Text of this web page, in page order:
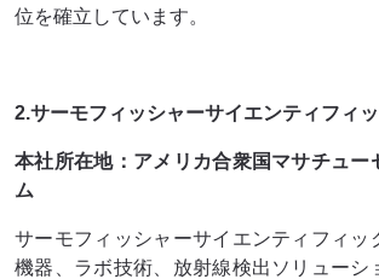
位を確立しています。
2.サーモフィッシャーサイエンティフィ
本社所在地：アメリカ合衆国マサチュー
ム
サーモフィッシャーサイエンティフィッ
機器、ラボ技術、放射線検出ソリューシ